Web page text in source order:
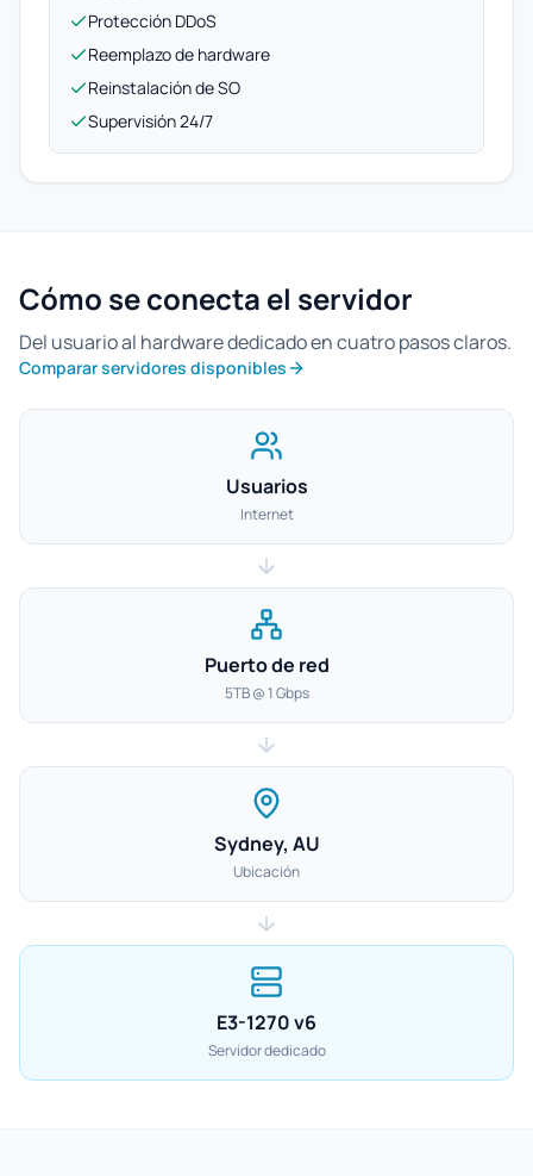
Protección DDoS
Reemplazo de hardware
Reinstalación de SO
Supervisión 24/7
Cómo se conecta el servidor
Del usuario al hardware dedicado en cuatro pasos claros.
Comparar servidores disponibles
Usuarios
Internet
Puerto de red
5TB @ 1 Gbps
Sydney, AU
Ubicación
E3-1270 v6
Servidor dedicado